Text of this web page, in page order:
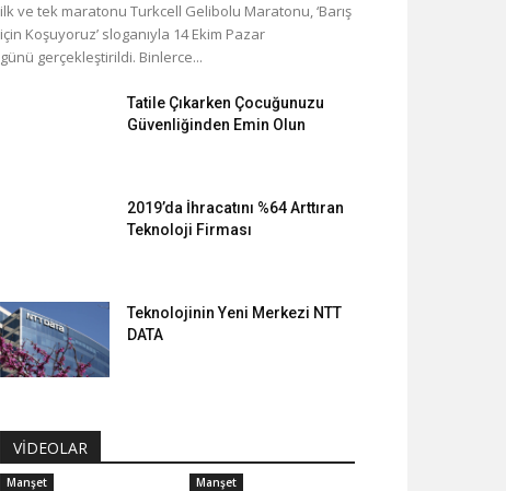
ilk ve tek maratonu Turkcell Gelibolu Maratonu, ‘Barış
için Koşuyoruz’ sloganıyla 14 Ekim Pazar
günü gerçekleştirildi. Binlerce...
Tatile Çıkarken Çocuğunuzu
Güvenliğinden Emin Olun
2019’da İhracatını %64 Arttıran
Teknoloji Firması
Teknolojinin Yeni Merkezi NTT
DATA
VİDEOLAR
Manşet Manşet